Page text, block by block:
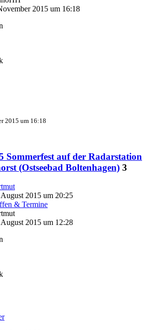
2015 um 16:18
2015 um 16:18
Sommerfest auf der Radarstation
(Ostseebad Boltenhagen) 3
2015 um 20:25
& Termine
2015 um 12:28